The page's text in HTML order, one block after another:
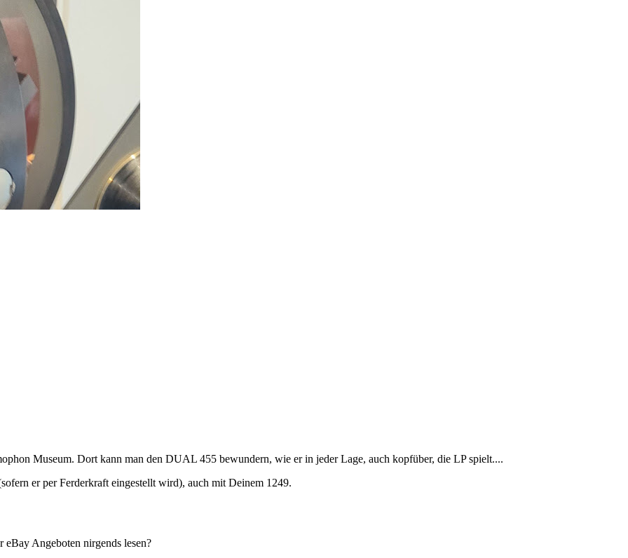
Museum. Dort kann man den DUAL 455 bewundern, wie er in jeder Lage, auch kopfüber, die LP spielt....
er per Ferderkraft eingestellt wird), auch mit Deinem 1249.
Angeboten nirgends lesen?